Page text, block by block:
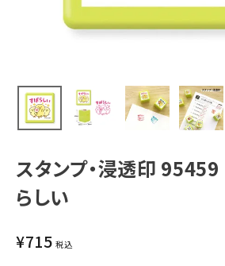
人気商品から探す
モチーフから探す
キャラクターから探す
INFORMATION
スタンプ・浸透印
らしい
¥715 税込